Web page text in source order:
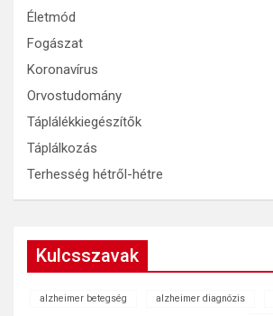
Életmód
Fogászat
Koronavírus
Orvostudomány
Táplálékkiegészítők
Táplálkozás
Terhesség hétről-hétre
Kulcsszavak
alzheimer betegség alzheimer diagnózis